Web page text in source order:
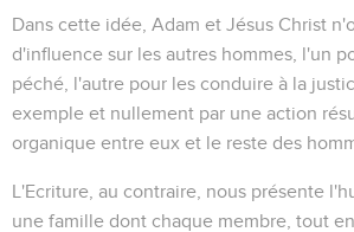
Dans cette idée, Adam et Jésus Christ
d'influence sur les autres hommes, l'un
péché, l'autre pour les conduire à la
exemple et nullement par une action
organique entre eux et le reste des
L'Ecriture, au contraire, nous présente
une famille dont chaque membre, tout